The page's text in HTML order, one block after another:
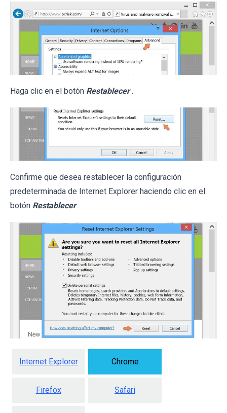
Haga clic en el botón Restablecer .
Confirme que desea restablecer la configuración
predeterminada de Internet Explorer haciendo clic en el
botón Restablecer .
Internet Explorer Chrome
Firefox Safari